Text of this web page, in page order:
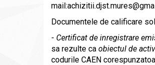
mail:
Documentele de calificare
- Certificat de inregistrare
sa rezulte ca obiectul de
codurile CAEN